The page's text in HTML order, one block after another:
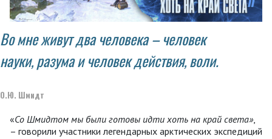
Во мне живут два человека – человек
науки, разума и человек действия, воли.
О.Ю. Шмидт
«Со Шмидтом мы были готовы идти хоть на край света»,
– говорили участники легендарных арктических экспедиций